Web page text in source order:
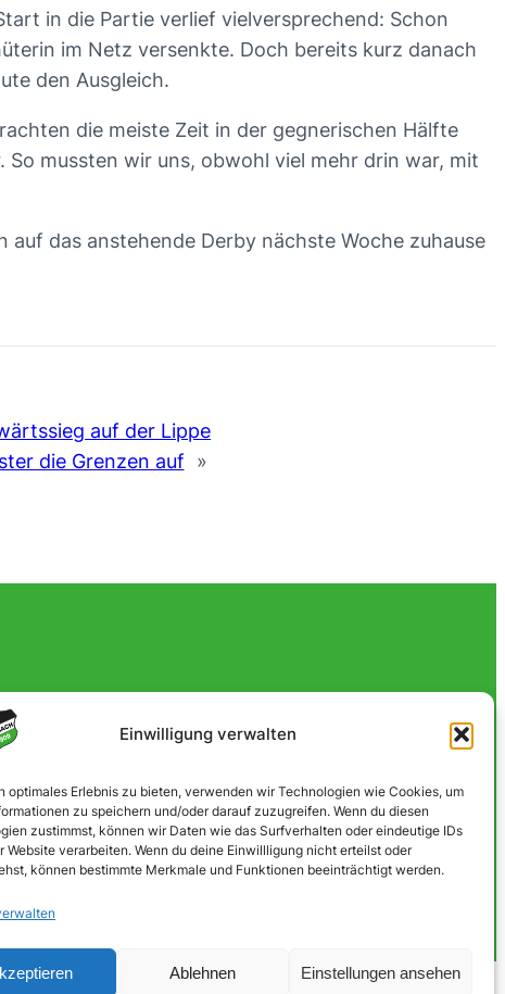
Einwilligung verwalten
optimales Erlebnis zu bieten, verwenden wir Technologien wie Cookies, um
zu speichern und/oder darauf zuzugreifen. Wenn du diesen
zustimmst, können wir Daten wie das Surfverhalten oder eindeutige IDs
Website verarbeiten. Wenn du deine Einwillligung nicht erteilst oder
können bestimmte Merkmale und Funktionen beeinträchtigt werden.
Ablehnen Einstellungen ansehen
in die Partie verlief vielversprechend: Schon
im Netz versenkte. Doch bereits kurz danach
den Ausgleich.
die meiste Zeit in der gegnerischen Hälfte
mussten wir uns, obwohl viel mehr drin war, mit
das anstehende Derby nächste Woche zuhause
auf der Lippe
die Grenzen auf »